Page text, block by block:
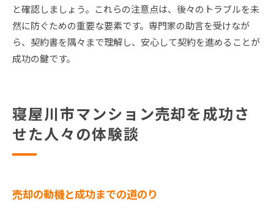
と確認しましょう。これらの注意点は、後々のトラブルを未
然に防ぐための重要な要素です。専門家の助言を受けなが
ら、契約書を隅々まで理解し、安心して契約を進めることが
成功の鍵です。
寝屋川市マンション売却を成功さ
せた人々の体験談
売却の動機と成功までの道のり